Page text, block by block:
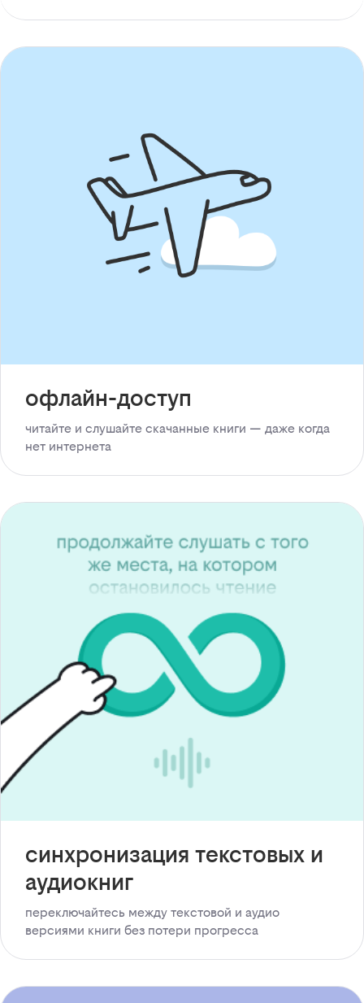
офлайн-доступ
читайте и слушайте скачанные книги — даже когда
нет интернета
синхронизация текстовых и
аудиокниг
переключайтесь между текстовой и аудио
версиями книги без потери прогресса